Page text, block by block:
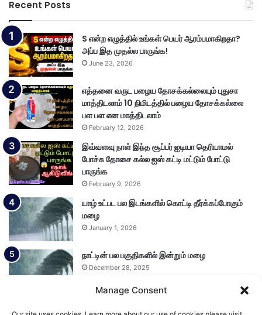
Manage Consent
Recent Posts
S என்ற எழுத்தில் உங்கள் பெயர் ஆரம்பமாகிறதா?
அப்ப இத முதல்ல பாருங்க!
June 23, 2026
எத்தனை வருட பழைய தோசக்கல்லையும் புதுசா
மாத்திடலாம் 10 நிமிடத்தில் பழைய தோசக்கல்லை
பள பள என மாத்திடலாம்
February 12, 2026
இவ்வளவு நாள் இந்த சூப்பர் ஐடியா தெரியாமல்
போச்சு தோசை கல்ல ஐஸ் கட்டி மட்டும் போட்டு
பாருங்க
February 9, 2026
யாழ் உட்பட பல இடங்களில் கொட்டி தீர்க்கப்போகும்
மழை
January 1, 2026
நாட்டின் பல பகுதிகளில் இன்றும் மழை
December 28, 2025